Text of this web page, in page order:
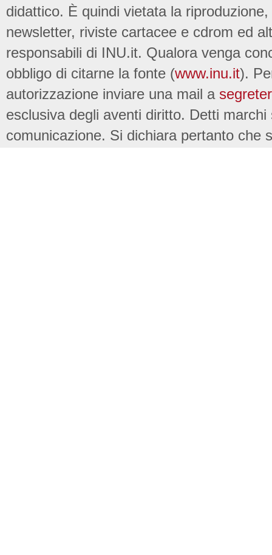
didattico. È quindi vietata la
newsletter, riviste cartacee e cdrom ed
responsabili di INU.it. Qualora venga
obbligo di citarne la fonte (www.inu.it).
autorizzazione inviare una mail a
esclusiva degli aventi diritto. Detti
comunicazione. Si dichiara pertanto che